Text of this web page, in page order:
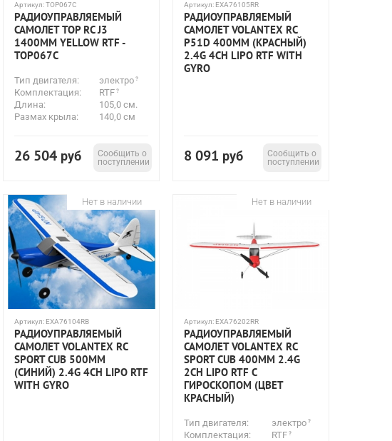
Артикул:TOP067C
РАДИОУПРАВЛЯЕМЫЙ
САМОЛЕТ TOP RC J3
1400MM YELLOW RTF -
TOP067C
Тип двигателя:
электро
Комплектация:
RTF
Длина:
105,0 см.
Размах крыла:
140,0 см
26 504 руб
Сообщить о
поступлении
Артикул: EXA76105RR
РАДИОУПРАВЛЯЕМЫЙ
САМОЛЕТ VOLANTEX RC
P51D 400ММ (КРАСНЫЙ)
2.4G 4CH LIPO RTF WITH
GYRO
8 091 руб
Сообщить о
поступлении
Нет в наличии
Артикул: EXA76104RB
РАДИОУПРАВЛЯЕМЫЙ
САМОЛЕТ VOLANTEX RC
SPORT CUB 500ММ
(СИНИЙ) 2.4G 4CH LIPO RTF
WITH GYRO
Нет в наличии
Артикул: EXA76202RR
РАДИОУПРАВЛЯЕМЫЙ
САМОЛЕТ VOLANTEX RC
SPORT CUB 400ММ 2.4G
2CH LIPO RTF С
ГИРОСКОПОМ (ЦВЕТ
КРАСНЫЙ)
Тип двигателя:
электро
Комплектация:
RTF